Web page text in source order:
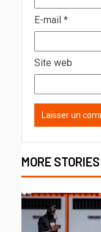
E-mail *
Site web
MORE STORIES